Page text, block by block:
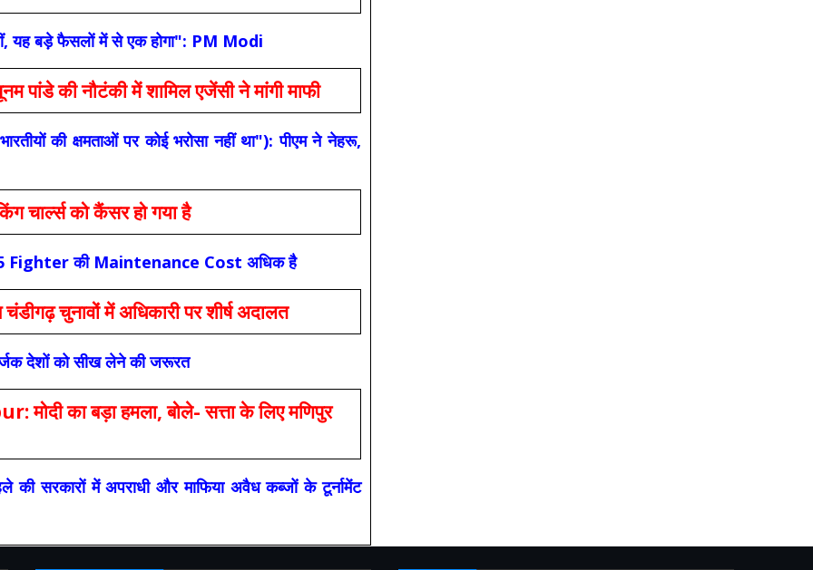
यह बड़े फैसलों में से एक होगा": PM Modi
की नौटंकी में शामिल एजेंसी ने मांगी माफी
की क्षमताओं पर कोई भरोसा नहीं था"): पीएम ने नेहरू,
को कैंसर हो गया है
35 Fighter की Maintenance Cost अधिक है
चुनावों में अधिकारी पर शीर्ष अदालत
देशों को सीख लेने की जरूरत
का बड़ा हमला, बोले- सत्ता के लिए मणिपुर
में अपराधी और माफिया अवैध कब्जों के टूर्नामेंट